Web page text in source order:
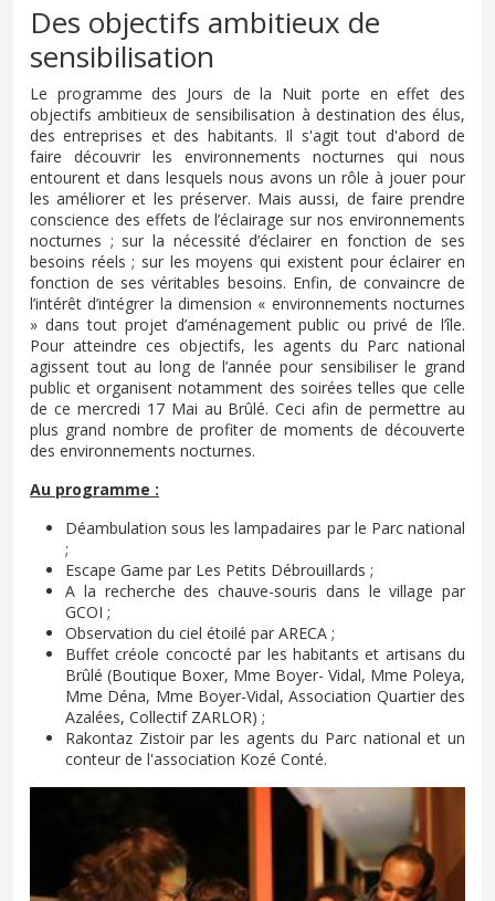
Des objectifs ambitieux de
sensibilisation
Le programme des Jours de la Nuit porte en effet des
objectifs ambitieux de sensibilisation à destination des élus,
des entreprises et des habitants. Il s'agit tout d'abord de
faire découvrir les environnements nocturnes qui nous
entourent et dans lesquels nous avons un rôle à jouer pour
les améliorer et les préserver. Mais aussi, de faire prendre
conscience des effets de l’éclairage sur nos environnements
nocturnes ; sur la nécessité d’éclairer en fonction de ses
besoins réels ; sur les moyens qui existent pour éclairer en
fonction de ses véritables besoins. Enfin, de convaincre de
l’intérêt d’intégrer la dimension « environnements nocturnes
» dans tout projet d’aménagement public ou privé de l’île.
Pour atteindre ces objectifs, les agents du Parc national
agissent tout au long de l’année pour sensibiliser le grand
public et organisent notamment des soirées telles que celle
de ce mercredi 17 Mai au Brûlé. Ceci afin de permettre au
plus grand nombre de profiter de moments de découverte
des environnements nocturnes.
Au programme :
Déambulation sous les lampadaires par le Parc national
;
Escape Game par Les Petits Débrouillards ;
A la recherche des chauve-souris dans le village par
GCOI ;
Observation du ciel étoilé par ARECA ;
Buffet créole concocté par les habitants et artisans du
Brûlé (Boutique Boxer, Mme Boyer- Vidal, Mme Poleya,
Mme Déna, Mme Boyer-Vidal, Association Quartier des
Azalées, Collectif ZARLOR) ;
Rakontaz Zistoir par les agents du Parc national et un
conteur de l'association Kozé Conté.